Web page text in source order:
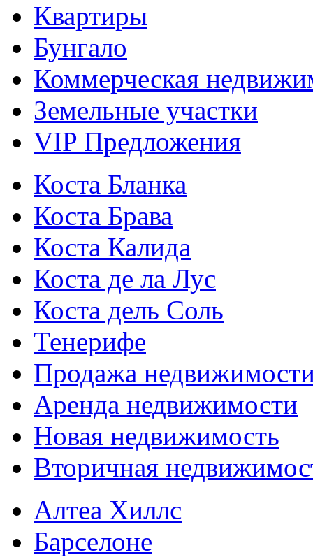
Квартиры
Бунгало
Коммерческая
Земельные участки
VIP Предложения
Коста Бланка
Коста Брава
Коста Калида
Коста де ла Лус
Коста дель Соль
Тенерифе
Продажа
Аренда недвижимости
Новая недвижимость
Вторичная
Алтеа Хиллс
Барселоне